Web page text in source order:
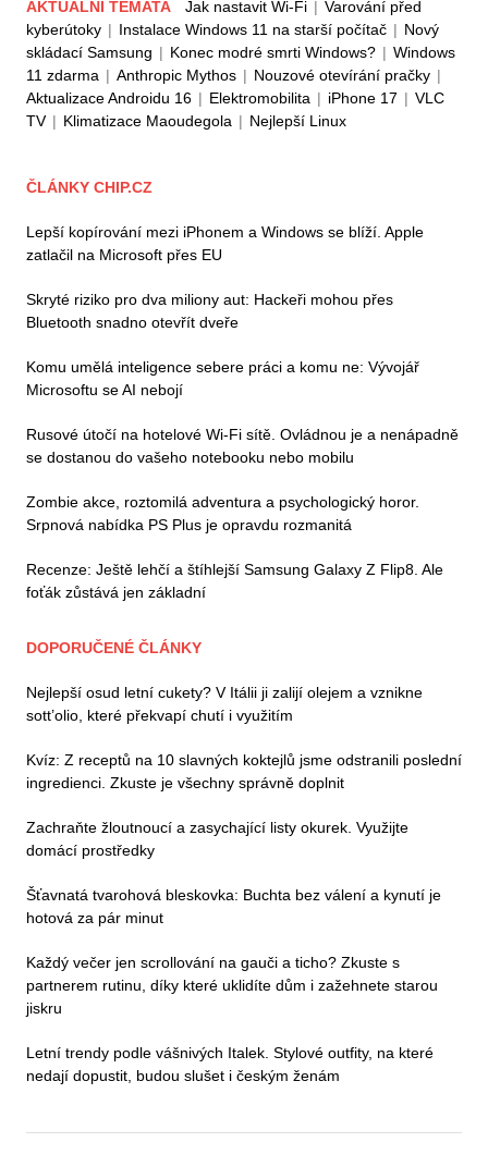
AKTUÁLNÍ TÉMATA Jak nastavit Wi-Fi | Varování před
kyberútoky | Instalace Windows 11 na starší počítač | Nový
skládací Samsung | Konec modré smrti Windows? | Windows
11 zdarma | Anthropic Mythos | Nouzové otevírání pračky |
Aktualizace Androidu 16 | Elektromobilita | iPhone 17 | VLC
TV | Klimatizace Maoudegola | Nejlepší Linux
ČLÁNKY CHIP.CZ
Lepší kopírování mezi iPhonem a Windows se blíží. Apple
zatlačil na Microsoft přes EU
Skryté riziko pro dva miliony aut: Hackeři mohou přes
Bluetooth snadno otevřít dveře
Komu umělá inteligence sebere práci a komu ne: Vývojář
Microsoftu se AI nebojí
Rusové útočí na hotelové Wi-Fi sítě. Ovládnou je a nenápadně
se dostanou do vašeho notebooku nebo mobilu
Zombie akce, roztomilá adventura a psychologický horor.
Srpnová nabídka PS Plus je opravdu rozmanitá
Recenze: Ještě lehčí a štíhlejší Samsung Galaxy Z Flip8. Ale
foťák zůstává jen základní
DOPORUČENÉ ČLÁNKY
Nejlepší osud letní cukety? V Itálii ji zalijí olejem a vznikne
sott’olio, které překvapí chutí i využitím
Kvíz: Z receptů na 10 slavných koktejlů jsme odstranili poslední
ingredienci. Zkuste je všechny správně doplnit
Zachraňte žloutnoucí a zasychající listy okurek. Využijte
domácí prostředky
Šťavnatá tvarohová bleskovka: Buchta bez válení a kynutí je
hotová za pár minut
Každý večer jen scrollování na gauči a ticho? Zkuste s
partnerem rutinu, díky které uklidíte dům i zažehnete starou
jiskru
Letní trendy podle vášnivých Italek. Stylové outfity, na které
nedají dopustit, budou slušet i českým ženám